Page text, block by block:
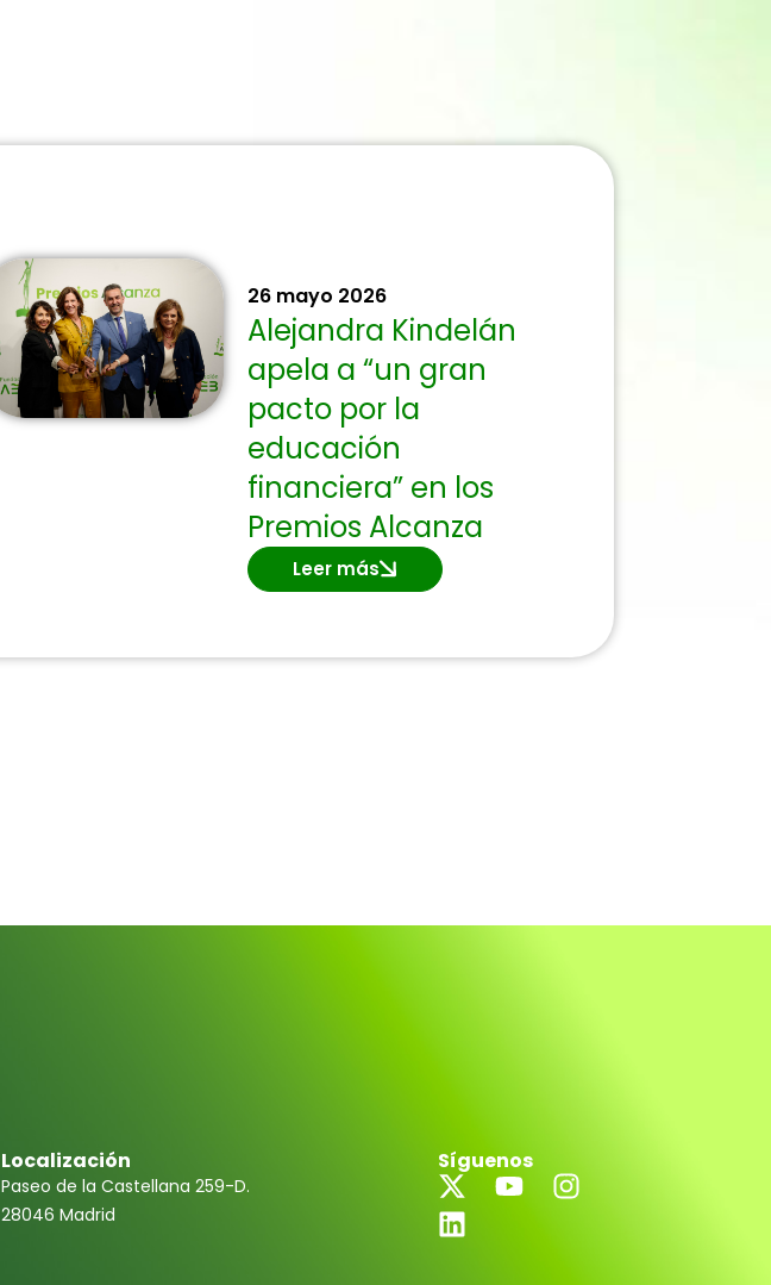
26 mayo 2026
Alejandra Kindelán
apela a “un gran
pacto por la
educación
financiera” en los
Premios Alcanza
Leer más
Localización
Paseo de la Castellana 259-D.
28046 Madrid
Síguenos